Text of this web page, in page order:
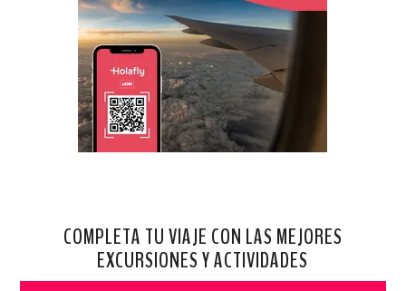
COMPLETA TU VIAJE CON LAS MEJORES
EXCURSIONES Y ACTIVIDADES